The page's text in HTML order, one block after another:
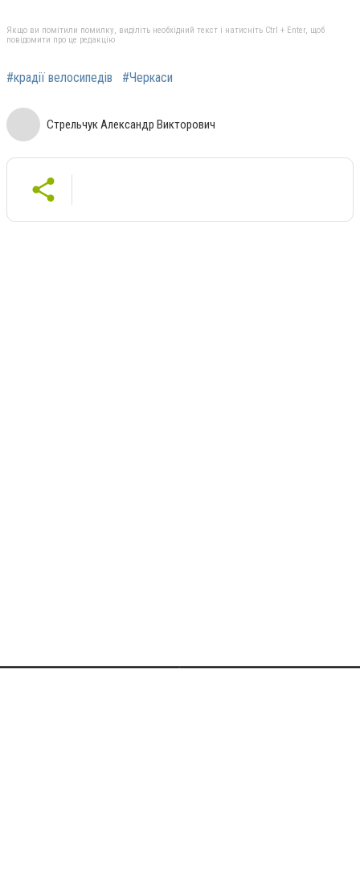
Якщо ви помітили помилку, виділіть необхідний текст і натисніть Ctrl + Enter, щоб
повідомити про це редакцію
#крадії велосипедів #Черкаси
Стрельчук Александр Викторович